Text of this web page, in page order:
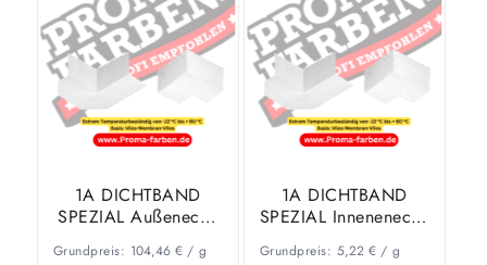
1A DICHTBAND
SPEZIAL Außenecke
Grundpreis: 104,46 €/g
1A DICHTBAND
SPEZIAL Innenenecke
Grundpreis: 5,22 €/g